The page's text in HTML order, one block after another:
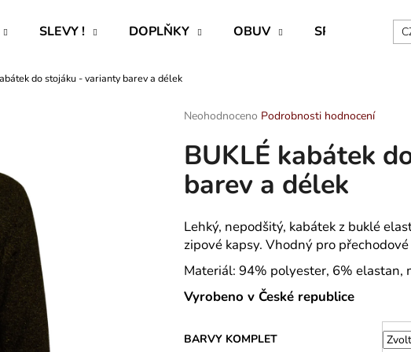
SLEVY ! DOPLŇKY OBUV SPECIÁLNÍ
do stojáku - varianty barev a délek
Průměrné
produktu
je
0,0
z
hvězdiček.
Neohodnoceno Podrobnosti hodnocení
BUKLÉ kabátek
barev a délek
Lehký, nepodšitý, kabátek z buklé
zipové kapsy. Vhodný pro
Materiál: 94% polyester, 6% elastan,
Vyrobeno v České republice
BARVY KOMPLET
Co potřebujete najít?
HLEDAT
ROVNÝ TEPLÁKOVÝ KABÁT - CAPRI KOMBI S